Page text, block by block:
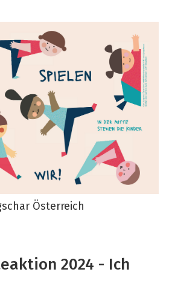
Österreich
2024 - Ich